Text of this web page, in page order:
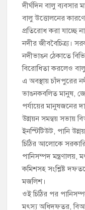
দীর্ঘদিন বালু ব্যবসার
বালু উত্তোলনের
প্রতিরোধ করা যাচ্ছে
নদীর জীববৈচিত্র্য।
নদীভাঙন ঠেকাতে
বিরোধিতা করলেও
এ অবস্থায় চাঁদপুরের
ভাঙনকবলিত মানুষ,
পর্যায়ের মানুষজনের
উন্নয়ন সমন্বয় সভায়
ইনস্টিটিউট, পানি
চিঠির আলোকে
পানিসম্পদ মন্ত্রণালয়,
কমিশসহ সংশ্লিষ্ট
মজলিশ।
ওই চিঠির পর
মৎস্য অধিদফতর,